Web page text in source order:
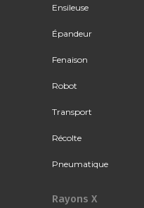
Ensileuse
Épandeur
Fenaison
Robot
Transport
Récolte
Pneumatique
Rayons X